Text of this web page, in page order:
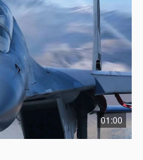
01:00